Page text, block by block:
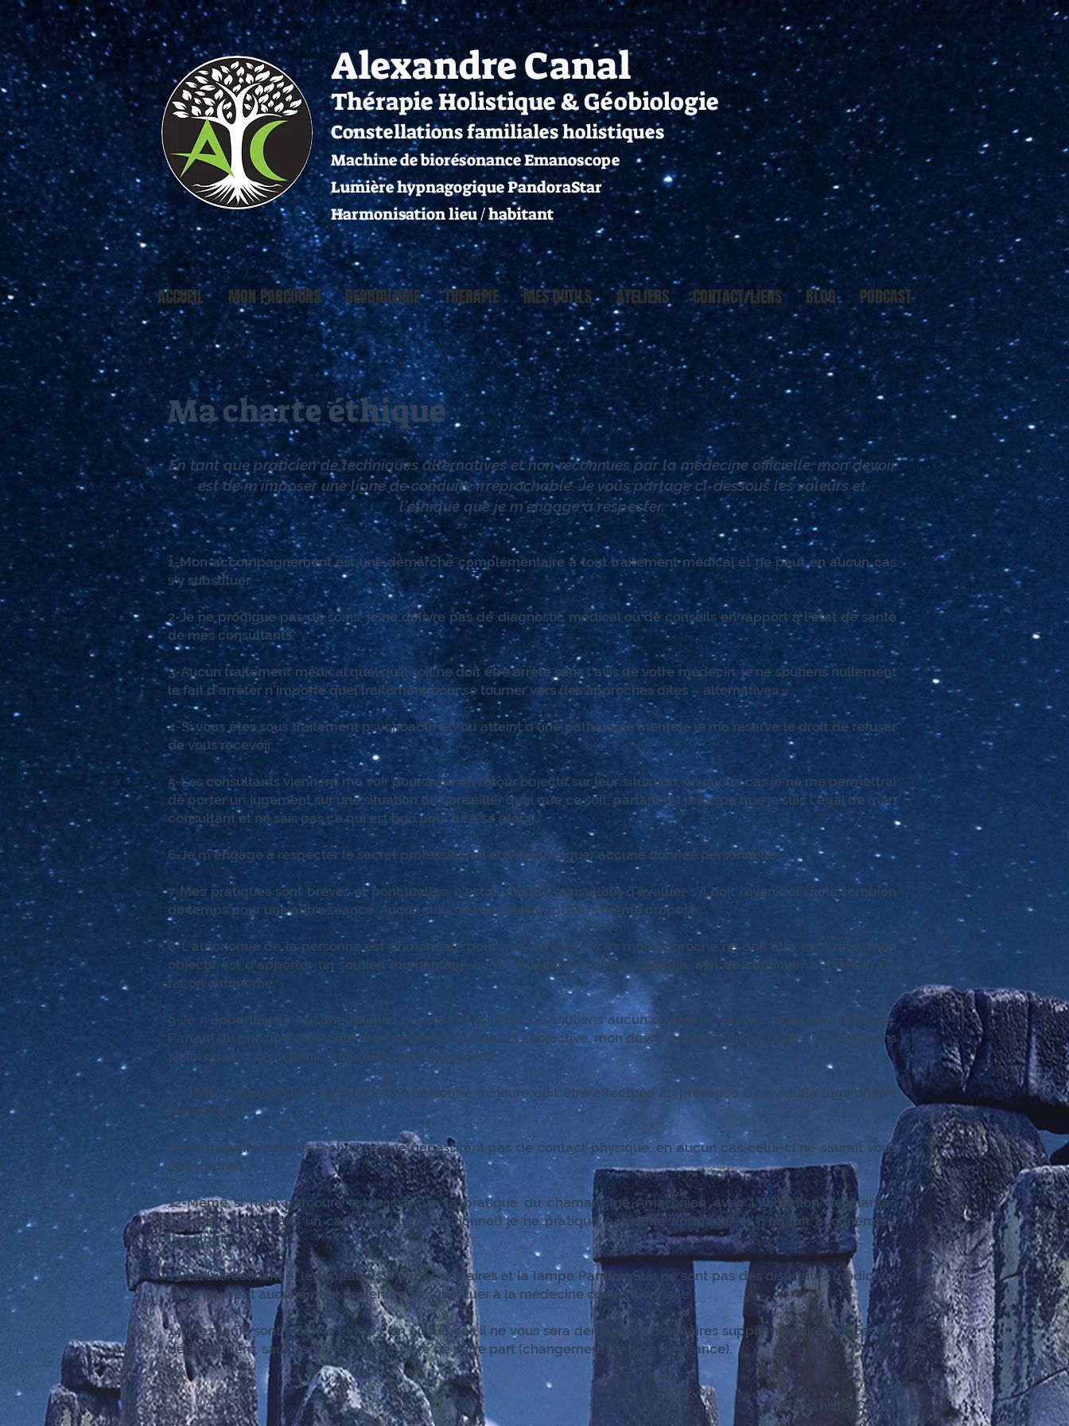
Alexandre Canal
Thérapie Holistique & Géobiologie
Constellations familiales holistiques
Machine de biorésonance Emanoscope
Lumière hypnagogique PandoraStar
Harmonisation lieu / habitant
ACCUEIL MON PARCOURS GEOBIOLOGIE THERAPIE MES OUTILS ATELIERS CONTACT/LIENS BLOG PODCAST
Ma charte éthique
En tant que praticien de techniques alternatives et non reconnues par la médecine officielle, mon devoir
est de m’imposer une ligne de conduite irréprochable. Je vous partage ci-dessous les valeurs et
l’éthique que je m’engage à respecter.
1-Mon accompagnement est une démarche complémentaire à tout traitement médical et ne peut en aucun cas
s'y substituer.
2-Je ne prodigue pas de soins, je ne délivre pas de diagnostic médical ou de conseils en rapport à l’état de santé
de mes consultants.
3-Aucun traitement médical quel qu’il soit ne doit être arrêté sans l’avis de votre médecin, je ne soutiens nullement
le fait d’arrêter n’importe quel traitement pour se tourner vers des approches dites « alternatives ».
4-Si vous êtes sous traitement psychoactif et/ou atteint d’une pathologie mentale je me réserve le droit de refuser
de vous recevoir.
5-Les consultants viennent me voir pour avoir un retour objectif sur leur situation, en aucun cas je ne me permettrai
de porter un jugement sur une situation ou conseiller quoi que ce soit, partant du principe que je suis l’égal de mon
consultant et ne sais pas ce qui est bon pour lui à sa place.
6-Je m’engage à respecter le secret professionnel et à ne divulguer aucune donnée personnelle.
7-Mes pratiques sont brèves et ponctuelles, c’est à chaque consultant d’évaluer s’il doit revenir et dans combien
de temps pour une autre séance. Aucun suivi ne vous sera imposé ni même proposé.
8-L’autonomie de la personne est primordiale pour moi, en aucun cas mon approche ne doit être exclusive, mon
objectif est d’apporter un soutien momentané ou un éclairage sur une situation, afin de continuer à avancer de
façon autonome.
9-Je n’appartiens à aucune religion ni courant spirituel, ne soutiens aucun dogme ni aucune pratique spirituelle.
Partant du principe que toute expérience spirituelle est subjective, mon devoir est d’accueillir toute personne dans
sa foi ou ses convictions spirituelles, sans jugement.
10-Toute consultation impliquant une personne mineure doit être effectuée en présence d’un adulte légalement
responsable.
11-La majorité de mes techniques ne nécessitent pas de contact physique, en aucun cas celui-ci ne saurait vous
être imposé.
12-Même si mon parcours est passé par la pratique du chamanisme Amazonien avec l’utilisation de plantes
psychoactives (dans un cadre légal et traditionnel) je ne pratique pas cette approche et n’en fait aucunement
l’apologie.
13-La biorésonance, les appareils à ondes scalaires et la lampe PandoraStar ne sont pas des dispositifs médicaux
et ne peuvent aucunement prétendre se substituer à la médecine conventionnelle.
14-Mes tarifs sont affichés et fixes, en aucun cas il ne vous sera demandé d’honoraires supplémentaires en cas de
dépassement, sauf demande particulière de votre part (changement de type de séance).
Alexandre Canal